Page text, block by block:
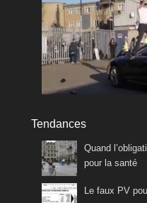
Tendances
Quand
pour la santé
Le faux PV